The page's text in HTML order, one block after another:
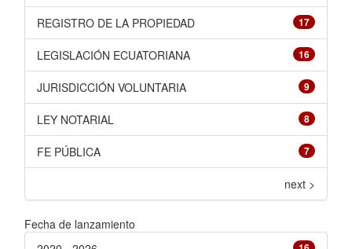
17
REGISTRO DE LA PROPIEDAD
16
LEGISLACIÓN ECUATORIANA
9
JURISDICCIÓN VOLUNTARIA
8
LEY NOTARIAL
7
FE PÚBLICA
next >
Fecha de lanzamiento